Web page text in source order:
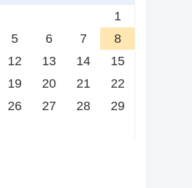
1
5 6 7
8
12 13 14
15
19 20 21
22
26 27 28
29